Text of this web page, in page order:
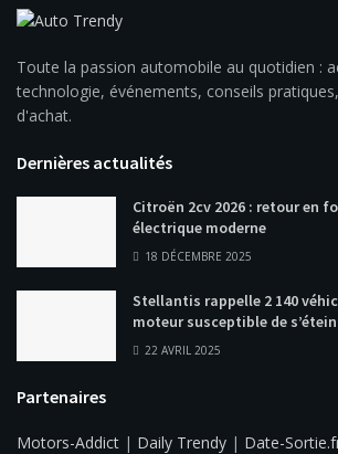
Toute la passion automobile au quotidien :
technologie, événements, conseils
d'achat.
Dernières actualités
Citroën 2cv 2026 : retour en
électrique moderne
18 DÉCEMBRE 2025
Stellantis rappelle 2 140
moteur susceptible de
22 AVRIL 2025
Partenaires
Motors-Addict | Daily Trendy | Date-